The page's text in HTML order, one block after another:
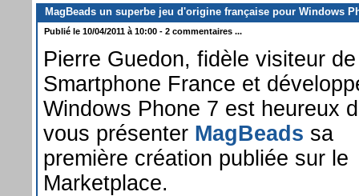
MagBeads un superbe jeu d'origine française pour Windows
Publié le 10/04/2011 à 10:00 - 2 commentaires ...
Pierre Guedon, fidèle visiteur de
Smartphone France et
Windows Phone 7 est heureux
vous présenter MagBeads sa
première création publiée sur le
Marketplace.